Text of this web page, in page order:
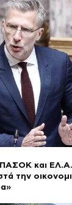
και
την